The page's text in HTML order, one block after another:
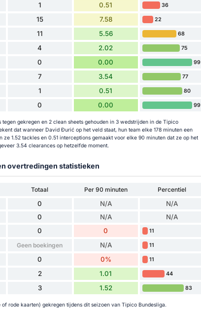
1 0.51 36
15 7.58 22
11 5.56 68
4 2.02 75
0 0.00 99
7 3.54 77
1 0.51 80
0 0.00 99
gekregen en 2 clean sheets gehouden in 3 wedstrijden in de Tipico
dat wanneer David Đurić op het veld staat, hun team elke 178 minuten een
ze 1.52 tackles en 0.51 interceptions gemaakt voor elke 90 minuten dat ze op het
3.54 clearances op hetzelfde moment.
overtredingen statistieken
Totaal Per 90 minuten
Percentiel
0 N/A N/A
0 N/A N/A
0 0 11
Geen boekingen N/A 11
0 0% 11
2 1.01 44
3 1.52 83
rode kaarten) gekregen tijdens dit seizoen van Tipico Bundesliga.